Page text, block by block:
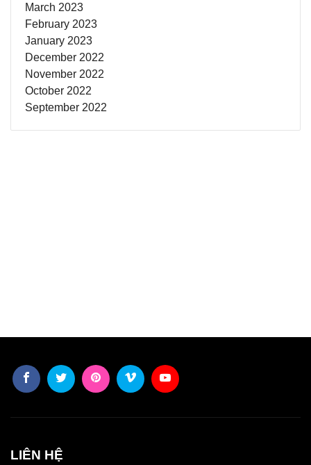
March 2023
February 2023
January 2023
December 2022
November 2022
October 2022
September 2022
LIÊN HỆ